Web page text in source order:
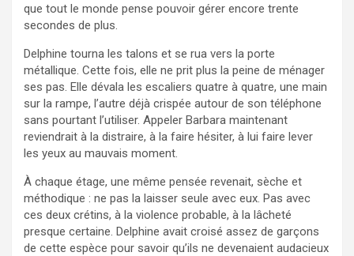
que tout le monde pense pouvoir gérer encore trente
secondes de plus.
Delphine tourna les talons et se rua vers la porte
métallique. Cette fois, elle ne prit plus la peine de ménager
ses pas. Elle dévala les escaliers quatre à quatre, une main
sur la rampe, l’autre déjà crispée autour de son téléphone
sans pourtant l’utiliser. Appeler Barbara maintenant
reviendrait à la distraire, à la faire hésiter, à lui faire lever
les yeux au mauvais moment.
À chaque étage, une même pensée revenait, sèche et
méthodique : ne pas la laisser seule avec eux. Pas avec
ces deux crétins, à la violence probable, à la lâcheté
presque certaine. Delphine avait croisé assez de garçons
de cette espèce pour savoir qu’ils ne devenaient audacieux